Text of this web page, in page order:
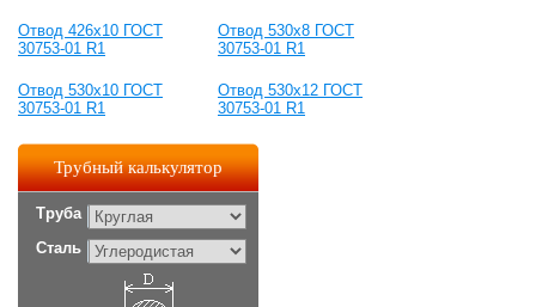
Отвод 426x10 ГОСТ
30753-01 R1
Отвод 530x8 ГОСТ
30753-01 R1
Отвод 530х10 ГОСТ
30753-01 R1
Отвод 530х12 ГОСТ
30753-01 R1
Трубный калькулятор
Труба
Сталь